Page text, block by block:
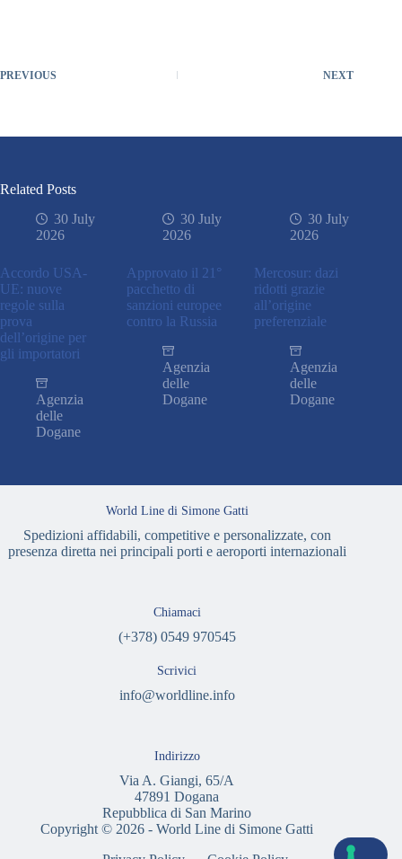
PREVIOUS NEXT
Related Posts
30 July
2026
Accordo USA-
UE: nuove
regole sulla
prova
dell’origine per
gli importatori
Agenzia
delle
Dogane
30 July
2026
Approvato il 21°
pacchetto di
sanzioni europee
contro la Russia
Agenzia
delle
Dogane
30 July
2026
Mercosur: dazi
ridotti grazie
all’origine
preferenziale
Agenzia
delle
Dogane
World Line di Simone Gatti
Spedizioni affidabili, competitive e personalizzate, con
presenza diretta nei principali porti e aeroporti internazionali
Chiamaci
(+378) 0549 970545
Scrivici
info@worldline.info
Indirizzo
Via A. Giangi, 65/A
47891 Dogana
Repubblica di San Marino
Copyright © 2026 - World Line di Simone Gatti